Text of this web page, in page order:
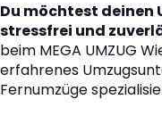
Du möchtest deinen
stressfrei und
beim MEGA UMZUG
erfahrenes
Fernumzüge